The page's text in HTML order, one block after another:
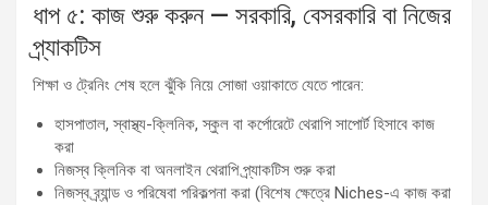
ধাপ ৫: কাজ শুরু করুন — সরকারি, বেসরকারি বা নিজের
প্র্যাকটিস
শিক্ষা ও ট্রেনিং শেষ হলে ঝুঁকি নিয়ে সোজা ওয়াকাতে যেতে পারেন:
হাসপাতাল, স্বাস্থ্য-ক্লিনিক, স্কুল বা কর্পোরেটে থেরাপি সাপোর্ট হিসাবে কাজ
করা
নিজস্ব ক্লিনিক বা অনলাইন থেরাপি প্র্যাকটিস শুরু করা
নিজস্ব ব্র্যান্ড ও পরিষেবা পরিকল্পনা করা (বিশেষ ক্ষেত্রে Niches-এ কাজ করা